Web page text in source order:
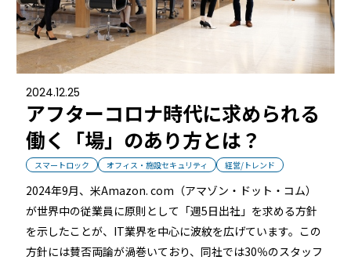
2024.12.25
アフターコロナ時代に求められる
働く「場」のあり方とは？
スマートロック オフィス・施設セキュリティ 経営/トレンド
2024年9月、米Amazon. com（アマゾン・ドット・コム）
が世界中の従業員に原則として「週5日出社」を求める方針
を示したことが、IT業界を中心に波紋を広げています。この
方針には賛否両論が渦巻いており、同社では30％のスタッフ
スマートロックと結露・錆（サビ）の問題
を徹底解説！防水・防錆について知ってお
きたいこと
続きを読む
【まとめ】スマートロック解説 今年度こ
そ、ビジネスにスマートロック！
続きを読む
とメリットを解説！
続きを読む